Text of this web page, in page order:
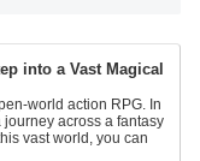
into a Vast Magical
world action RPG. In
journey across a fantasy
vast world, you can